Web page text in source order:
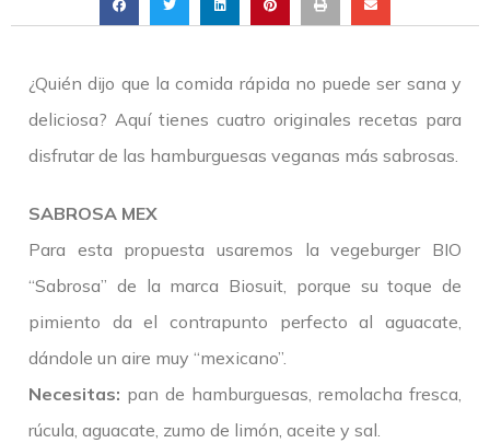
¿Quién dijo que la comida rápida no puede ser sana y
deliciosa? Aquí tienes cuatro originales recetas para
disfrutar de las hamburguesas veganas más sabrosas.
SABROSA MEX
Para esta propuesta usaremos la vegeburger BIO
“Sabrosa” de la marca Biosuit, porque su toque de
pimiento da el contrapunto perfecto al aguacate,
dándole un aire muy “mexicano”.
Necesitas: pan de hamburguesas, remolacha fresca,
rúcula, aguacate, zumo de limón, aceite y sal.